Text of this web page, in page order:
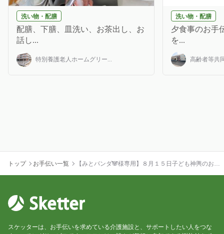
洗い物・配膳
配膳、下膳、皿洗い、お茶出し、お
話し...
特別養護老人ホームグリー...
洗い物・配膳
夕食事のお手
を...
高齢者等共
トップ お手伝い一覧
【みとパンダ🐼様専用】８月１５日子ども神輿のお手
スケッターは、お手伝いを求めている介護施設と、サポートしたい人をつな